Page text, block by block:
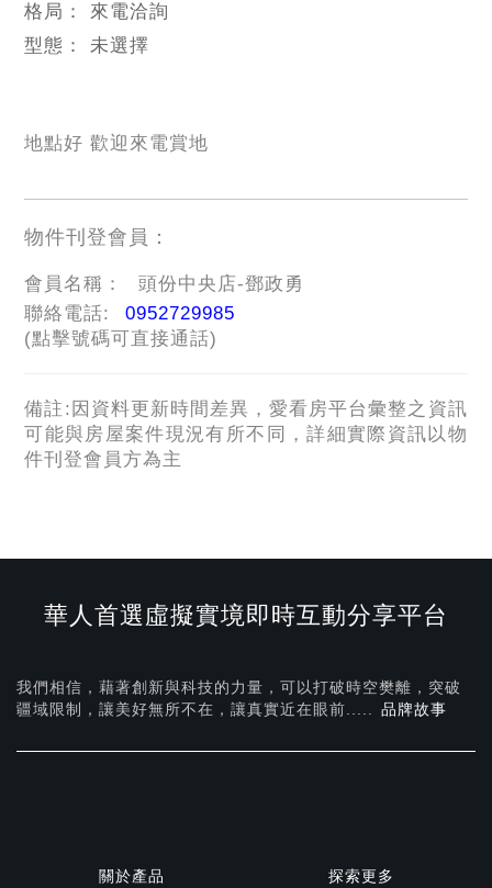
格局： 來電洽詢
型態： 未選擇
地點好 歡迎來電賞地
物件刊登會員：
會員名稱：
頭份中央店-鄧政勇
聯絡電話:
0952729985
(點擊號碼可直接通話)
備註:因資料更新時間差異，愛看房平台彙整之資訊
可能與房屋案件現況有所不同，詳細實際資訊以物
件刊登會員方為主
華人首選虛擬實境即時互動分享平台
我們相信，藉著創新與科技的力量，可以打破時空樊離，突破
疆域限制，讓美好無所不在， 讓真實近在眼前..... 品牌故事
關於產品 探索更多